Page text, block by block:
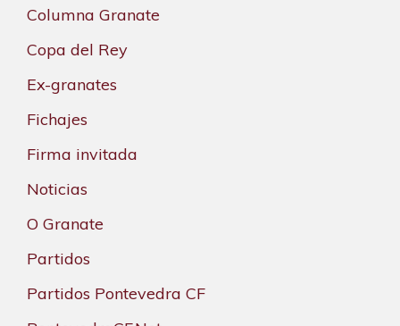
Columna Granate
Copa del Rey
Ex-granates
Fichajes
Firma invitada
Noticias
O Granate
Partidos
Partidos Pontevedra CF